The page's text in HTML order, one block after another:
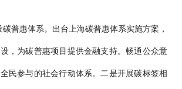
普惠体系。出台上海碳普惠体系实施方案，
，为碳普惠项目提供金融支持。畅通公众意
民参与的社会行动体系。二是开展碳标签相